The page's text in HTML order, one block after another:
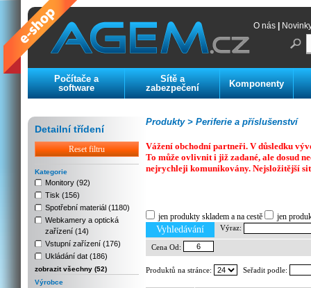
O nás
Počítače a
software
Sítě a
zabezpečení
Komponenty
Detailní třídení
Reset filtru
Kategorie
Monitory (92)
Tisk (156)
Spotřební materiál (1180)
Webkamery a optická
zařízení (14)
Vstupní zařízení (176)
Ukládání dat (186)
zobrazit všechny (52)
Výrobce
Periferie a příslušenství
Produkty >
Vážení obchodní partneři. V důsledku
To může ovlivnit i již zadané, ale dosud
nejrychleji komunikovány. Nejsložitější
jen produkty skladem a na cestě jen
Vyhledávání Výraz:
Cena Od:
Produktů na stránce: Seřadit podle: